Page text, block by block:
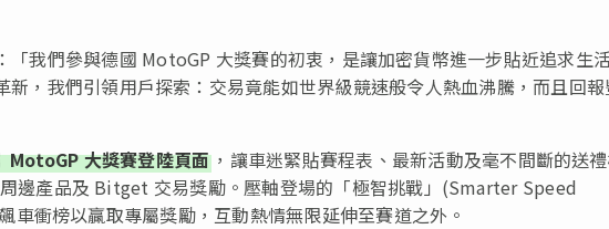
「我們參與德國 MotoGP 大獎賽的初衷，是讓加密貨幣進一步貼近追求生
，我們引領用戶探索：交易竟能如世界級競速般令人熱血沸騰，而且回
MotoGP 大獎賽登陸頁面 ，讓車迷緊貼賽程表、最新活動及毫不間斷的送
邊產品及 Bitget 交易獎勵。壓軸登場的「極智挑戰」(Smarter Speed
車衝榜以贏取專屬獎勵，互動熱情無限延伸至賽道之外。